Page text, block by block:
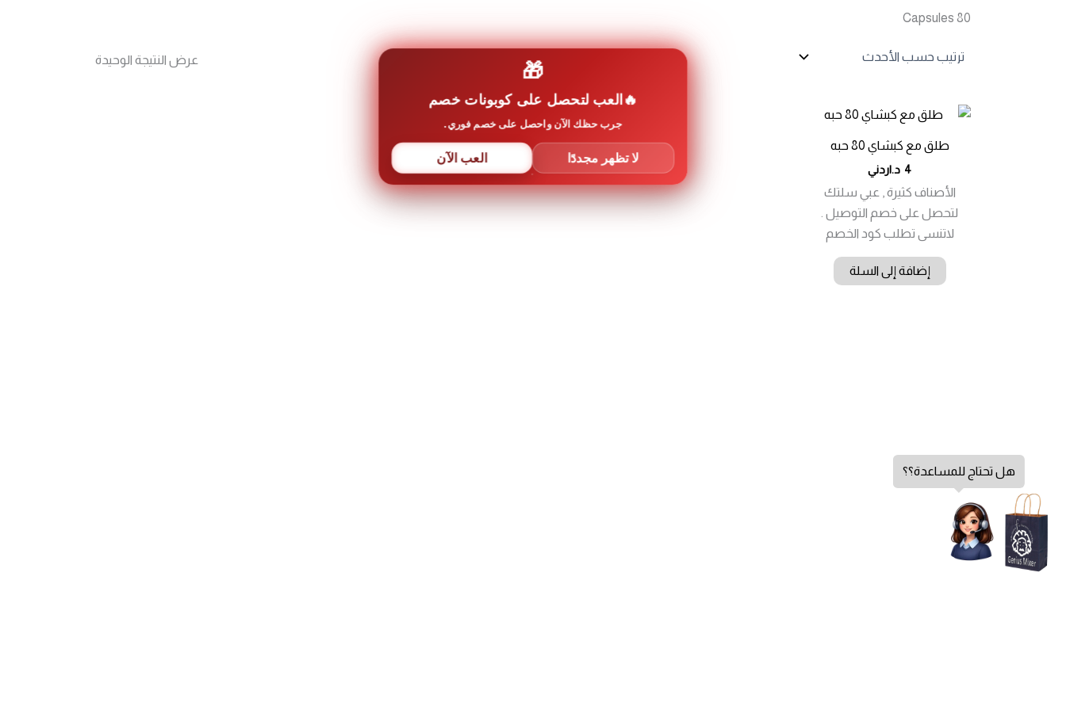
80 Capsules
عرض النتيجة الوحيدة
طلق مع كبشاي 80 حبه
4 د.اردني
الأصناف كثيرة , عبي سلتك
لتحصل على خصم التوصيل .
لاتنسى تطلب كود الخصم
إضافة إلى السلة
هل تحتاج للمساعدة؟؟
🎁
العب لتحصل على كوبونات خصم
جرب حظك الآن واحصل على خصم فوري.
لا تظهر مجددًا العب الآن